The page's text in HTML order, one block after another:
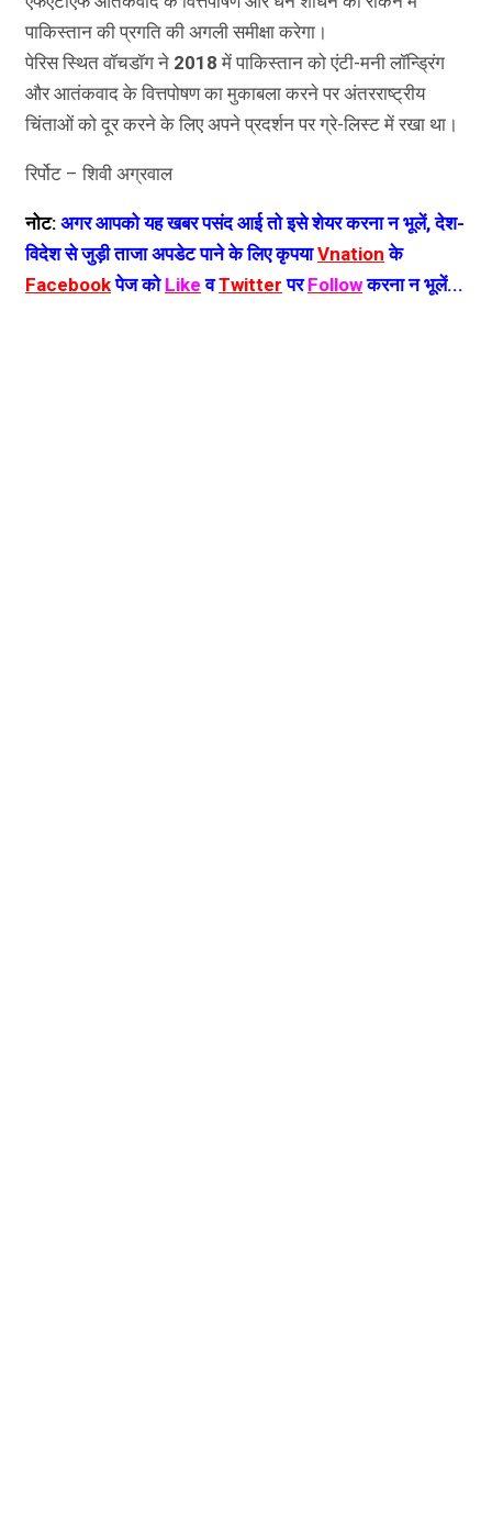
पाकिस्तान की प्रगति की अगली समीक्षा करेगा।
पेरिस स्थित वॉचडॉग ने 2018 में पाकिस्तान को एंटी-मनी लॉन्ड्रिंग
और आतंकवाद के वित्तपोषण का मुकाबला करने पर अंतरराष्ट्रीय
चिंताओं को दूर करने के लिए अपने प्रदर्शन पर ग्रे-लिस्ट में रखा था।
रिर्पोट – शिवी अग्रवाल
नोट: अगर आपको यह खबर पसंद आई तो इसे शेयर करना न भूलें, देश-
विदेश से जुड़ी ताजा अपडेट पाने के लिए कृपयाVnation के
Facebookपेज को Like वTwitter परFollowकरना न भूलें...